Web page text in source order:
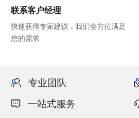
联系客户经理
您的需求
专业团队
一站式服务